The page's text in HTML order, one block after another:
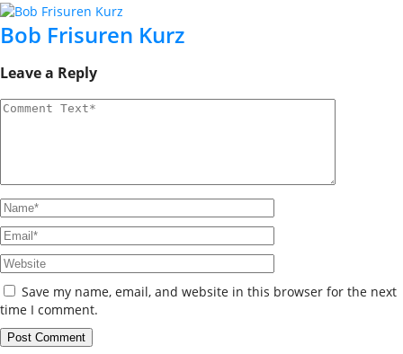
Bob Frisuren Kurz
Leave a Reply
Save my name, email, and website in this browser for the next
time I comment.